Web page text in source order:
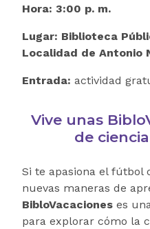
Hora: 3:00 p. m.
Lugar: Biblioteca
Localidad de Antonio
Entrada: actividad
Vive unas
de
Si te apasiona el fútbol
nuevas maneras de
BibloVacaciones es
para explorar cómo la